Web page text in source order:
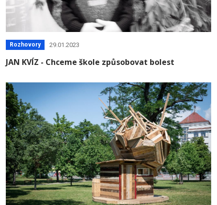
Rozhovory 29.01.2023
JAN KVÍZ - Chceme škole způsobovat bolest